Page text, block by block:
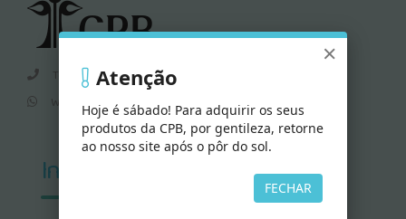
Televendas:0800-979-0606
Whatsapp:
15 9 8100 5073
Informações
×
Atenção
Hoje é sábado! Para adquirir os seus
produtos da CPB, por gentileza, retorne
ao nosso site após o pôr do sol.
FECHAR